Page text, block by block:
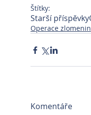
Štítky:
Starší příspěvky
Operace zlomenin
Komentáře